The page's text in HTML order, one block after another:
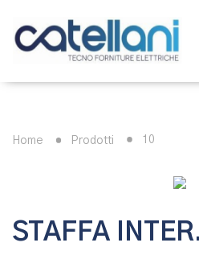
Home Prodotti 10